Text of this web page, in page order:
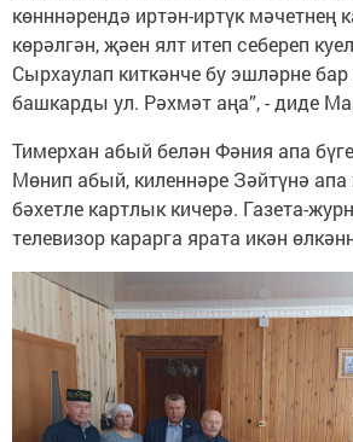
көнннәрендә иртән-иртүк мәчетнең
көрәлгән, җәен ялт итеп себереп
Сырхаулап киткәнче бу эшләрне бар
башкарды ул. Рәхмәт аңа”, - диде
Тимерхан абый белән Фәния апа
Мөнип абый, киленнәре Зәйтүнә апа
бәхетле картлык кичерә. Газета-
телевизор карарга ярата икән